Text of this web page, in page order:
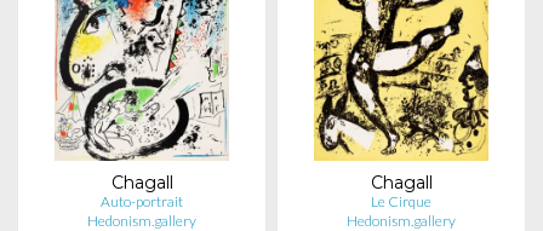
Chagall
Auto-portrait
Hedonism.gallery
Chagall
Le Cirque
Hedonism.gallery